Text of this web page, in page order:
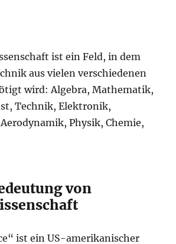
ist ein Feld, in dem
aus vielen verschiedenen
wird: Algebra, Mathematik,
Technik, Elektronik,
Physik, Chemie,
von
ist ein US-amerikanischer